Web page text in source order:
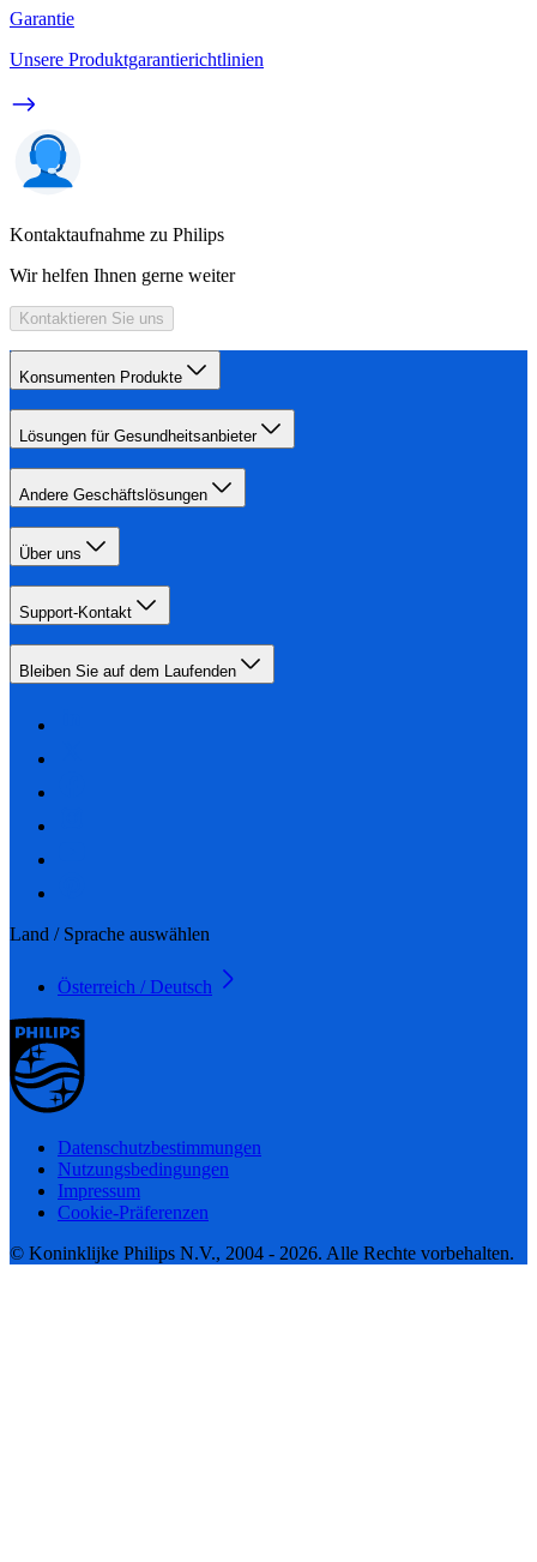
Garantie
Unsere Produktgarantierichtlinien
Kontaktaufnahme zu Philips
Wir helfen Ihnen gerne weiter
Kontaktieren Sie uns
Konsumenten Produkte
Lösungen für Gesundheitsanbieter
Andere Geschäftslösungen
Über uns
Support-Kontakt
Bleiben Sie auf dem Laufenden
Land / Sprache auswählen
Österreich / Deutsch
Datenschutzbestimmungen
Nutzungsbedingungen
Impressum
Cookie-Präferenzen
© Koninklijke Philips N.V., 2004 - 2026. Alle Rechte vorbehalten.